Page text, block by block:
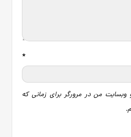
*
وبسایت من در مرورگر برای زمانی که